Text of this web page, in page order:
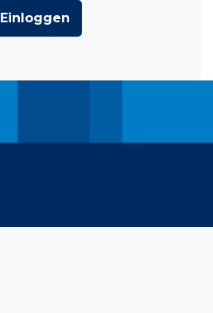
Einloggen